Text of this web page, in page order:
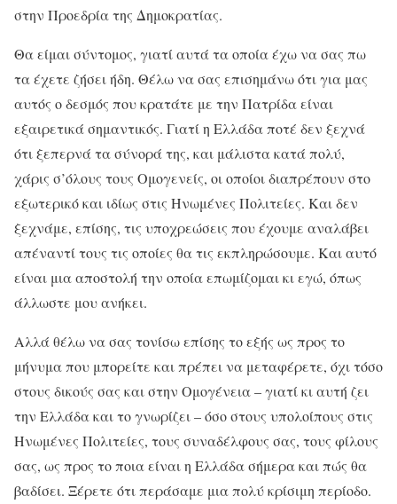
στην Προεδρία της Δημοκρατίας.
Θα είμαι σύντομος, γιατί αυτά τα οποία έχω να σας πω
τα έχετε ζήσει ήδη. Θέλω να σας επισημάνω ότι για μας
αυτός ο δεσμός που κρατάτε με την Πατρίδα είναι
εξαιρετικά σημαντικός. Γιατί η Ελλάδα ποτέ δεν ξεχνά
ότι ξεπερνά τα σύνορά της, και μάλιστα κατά πολύ,
χάρις σ’όλους τους Ομογενείς, οι οποίοι διαπρέπουν στο
εξωτερικό και ιδίως στις Ηνωμένες Πολιτείες. Και δεν
ξεχνάμε, επίσης, τις υποχρεώσεις που έχουμε αναλάβει
απέναντί τους τις οποίες θα τις εκπληρώσουμε. Και αυτό
είναι μια αποστολή την οποία επωμίζομαι κι εγώ, όπως
άλλωστε μου ανήκει.
Αλλά θέλω να σας τονίσω επίσης το εξής ως προς το
μήνυμα που μπορείτε και πρέπει να μεταφέρετε, όχι τόσο
στους δικούς σας και στην Ομογένεια – γιατί κι αυτή ζει
την Ελλάδα και το γνωρίζει – όσο στους υπολοίπους στις
Ηνωμένες Πολιτείες, τους συναδέλφους σας, τους φίλους
σας, ως προς το ποια είναι η Ελλάδα σήμερα και πώς θα
βαδίσει. Ξέρετε ότι περάσαμε μια πολύ κρίσιμη περίοδο.